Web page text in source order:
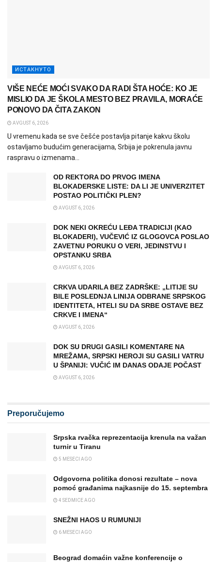
ИСТАКНУТО
VIŠE NEĆE MOĆI SVAKO DA RADI ŠTA HOĆE: KO JE
MISLIO DA JE ŠKOLA MESTO BEZ PRAVILA, MORAĆE
PONOVO DA ČITA ZAKON
AVGUST 6, 2026
U vremenu kada se sve češće postavlja pitanje kakvu školu
ostavljamo budućim generacijama, Srbija je pokrenula javnu
raspravu o izmenama...
OD REKTORA DO PRVOG IMENA
BLOKADERSKE LISTE: DA LI JE UNIVERZITET
POSTAO POLITIČKI PLEN?
AVGUST 6, 2026
DOK NEKI OKREĆU LEĐA TRADICIJI (KAO
BLOKADERI), VUČEVIĆ IZ GLOGOVCA POSLAO
ZAVETNU PORUKU O VERI, JEDINSTVU I
OPSTANKU SRBA
AVGUST 6, 2026
CRKVA UDARILA BEZ ZADRŠKE: „LITIJE SU
BILE POSLEDNJA LINIJA ODBRANE SRPSKOG
IDENTITETA, HTELI SU DA SRBE OSTAVE BEZ
CRKVE I IMENA“
AVGUST 6, 2026
DOK SU DRUGI GASILI KOMENTARE NA
MREŽAMA, SRPSKI HEROJI SU GASILI VATRU
U ŠPANIJI: VUČIĆ IM DANAS ODAJE POČAST
AVGUST 6, 2026
Preporučujemo
Srpska rvačka reprezentacija krenula na važan
turnir u Tiranu
5 MESECI AGO
Odgovorna politika donosi rezultate – nova
pomoć građanima najkasnije do 15. septembra
4 SEDMICE AGO
SNEŽNI HAOS U RUMUNIJI
6 MESECI AGO
Beograd domaćin važne konferencije o